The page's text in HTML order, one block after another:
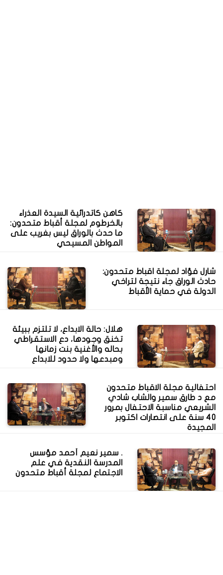
كاهن كاتدرائية السيدة العذراء
بالخرطوم لمجلة أقباط متحدون:
ما حدث بالوراق ليس بغريب على
المواطن المسيحي
شارل فؤاد لمجلة اقباط متحدون:
حادث الوراق جاء نتيجة لتراخي
الدولة في حماية الأقباط
هلال: حالة الابداع، لا تلتزم ببيئة
تخنق وجودها، دع الاستقراطي
بحاله والأغنية بنت زمانها
ومبدعها ولا حدود للابداع
احتفالية مجلة الاقباط متحدون
مع د طارق سمير والشاب شادي
الشريعي مناسبة الاحتفال بمرور
40 سنة على انتصارات اكتوبر
المجيدة
. سمير نعيم أحمد مؤسس
المدرسة النقدية في علم
الاجتماع لمجلة أقباط متحدون